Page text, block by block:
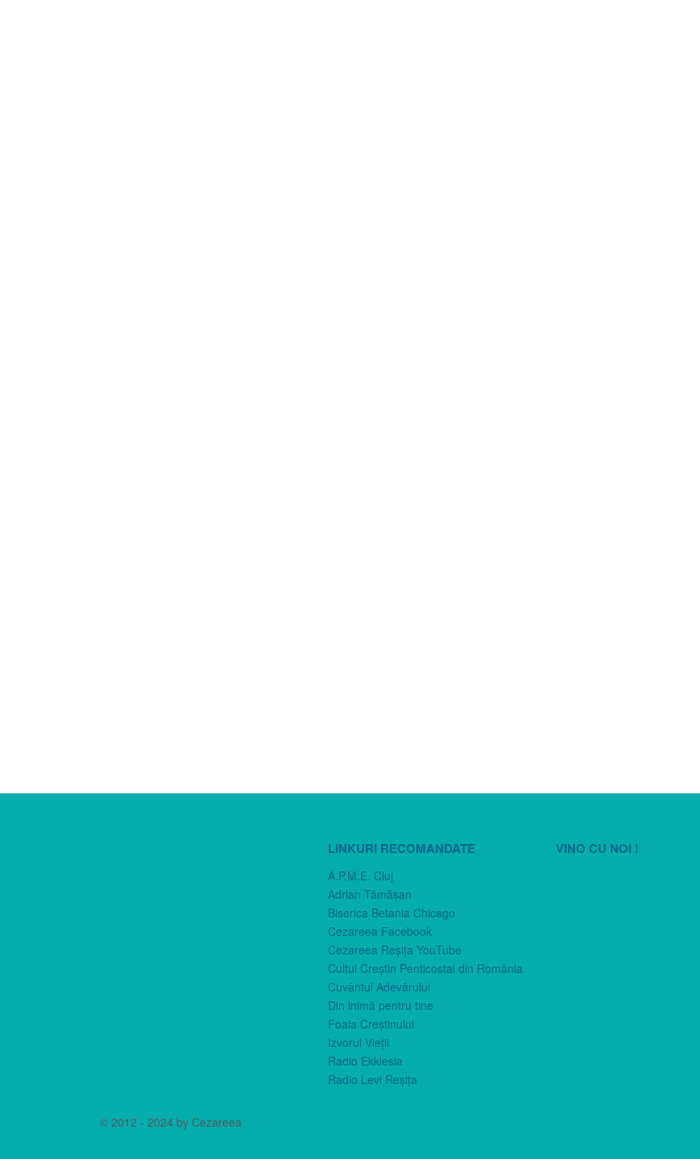
LINKURI RECOMANDATE
A.P.M.E. Cluj
Adrian Tămăşan
Biserica Betania Chicago
Cezareea Facebook
Cezareea Reşiţa YouTube
Cultul Creştin Penticostal din România
Cuvântul Adevărului
Din inimă pentru tine
Foaia Creştinului
Izvorul Vieţii
Radio Ekklesia
Radio Levi Reşiţa
VINO CU NOI !
© 2012 - 2024 by Cezareea